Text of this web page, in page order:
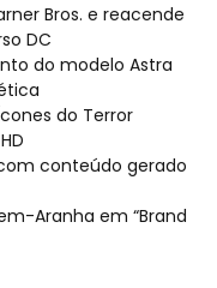
Bros. e reacende
DC
do modelo Astra
do Terror
conteúdo gerado
Aranha em “Brand